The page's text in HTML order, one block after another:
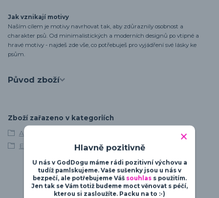
Jak vznikají motivy
Naším cílem je motivy navrhovat tak, aby zdůraznily osobnost a
charakter psů. Od minimalistických a moderních designů po vtipné a
hravé motivy - najdeš zde vše, co potřebuješ pro vyjádření své lásky ke
psům.
Původ zboží
Zboží zařazeno v kategoriích
Afgánský chrt
Elegance & BeautyHlavně pozitivně
U nás v GodDogu máme rádi pozitivní výchovu a
tudíž pamlskujeme. Vaše sušenky jsou u nás v
bezpečí, ale potřebujeme Váš souhlass použitím.
Jen tak se Vám totiž budeme moct věnovat s péčí,
kterou si zasloužíte. Packu na to :-)